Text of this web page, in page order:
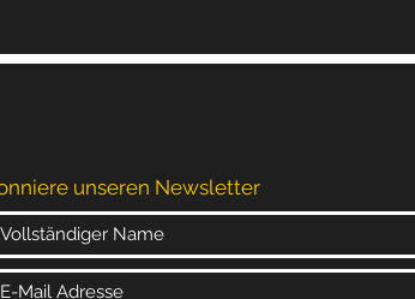
unseren Newsletter